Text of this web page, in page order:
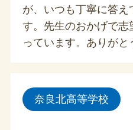
が、いつも丁寧に答
す。先生のおかげで志
っています。ありがと
奈良北高等学校